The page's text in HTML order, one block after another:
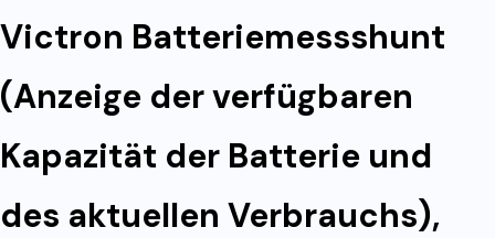
Victron Batteriemessshunt
(Anzeige der verfügbaren
Kapazität der Batterie und
des aktuellen Verbrauchs),